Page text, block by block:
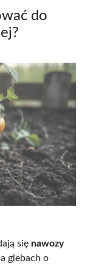
do
się nawozy
glebach o